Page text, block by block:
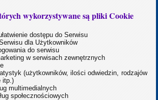
wykorzystywane są pliki Cookie
dostępu do Serwisu
dla Użytkowników
do serwisu
w serwisach zewnętrznych
(użytkowników, ilości odwiedzin, rodzajów
itp.)
multimedialnych
społecznościowych